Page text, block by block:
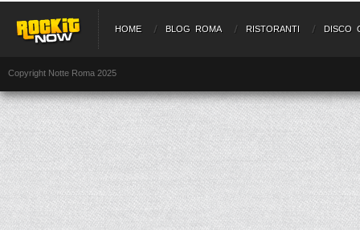
HOME BLOG ROMA RISTORANTI DISCO
Copyright Notte Roma 2025